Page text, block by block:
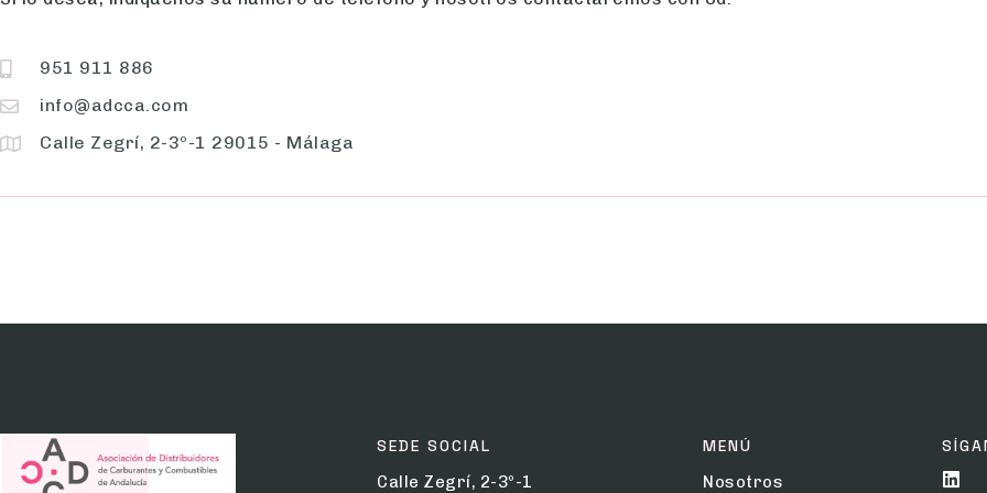
951 911 886
info@adcca.com
Calle Zegrí, 2-3º-1 29015 - Málaga
SEDE SOCIAL
Calle Zegrí, 2-3º-1
MENÚ
Nosotros